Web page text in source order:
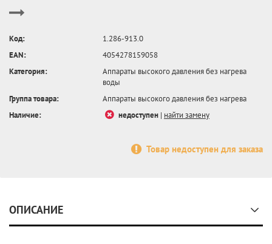
Код:
1.286-913.0
EAN:
4054278159058
Категория:
Аппараты высокого давления без нагрева
воды
Группа товара:
Аппараты высокого давления без нагрева
Наличие:
недоступен | найти замену
Товар недоступен для заказа
ОПИСАНИЕ